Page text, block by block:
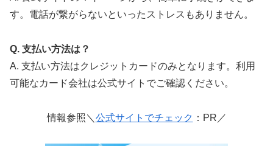
す。電話が繋がらないといったストレスもありません。
Q. 支払い方法は？
A. 支払い方法はクレジットカードのみとなります。利用
可能なカード会社は公式サイトでご確認ください。
情報参照＼ 公式サイトでチェック ：PR／